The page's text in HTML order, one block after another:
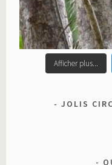
Afficher plus...
JOLIS